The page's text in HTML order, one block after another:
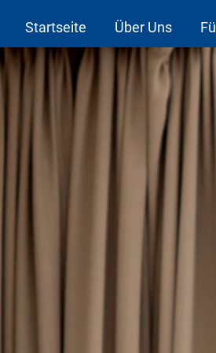
Startseite Über Uns